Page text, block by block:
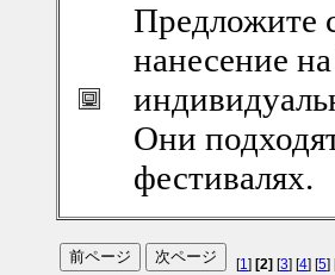
Предложите
нанесение
Они
фестивалях.
[1] [2] [3] [4] [5]